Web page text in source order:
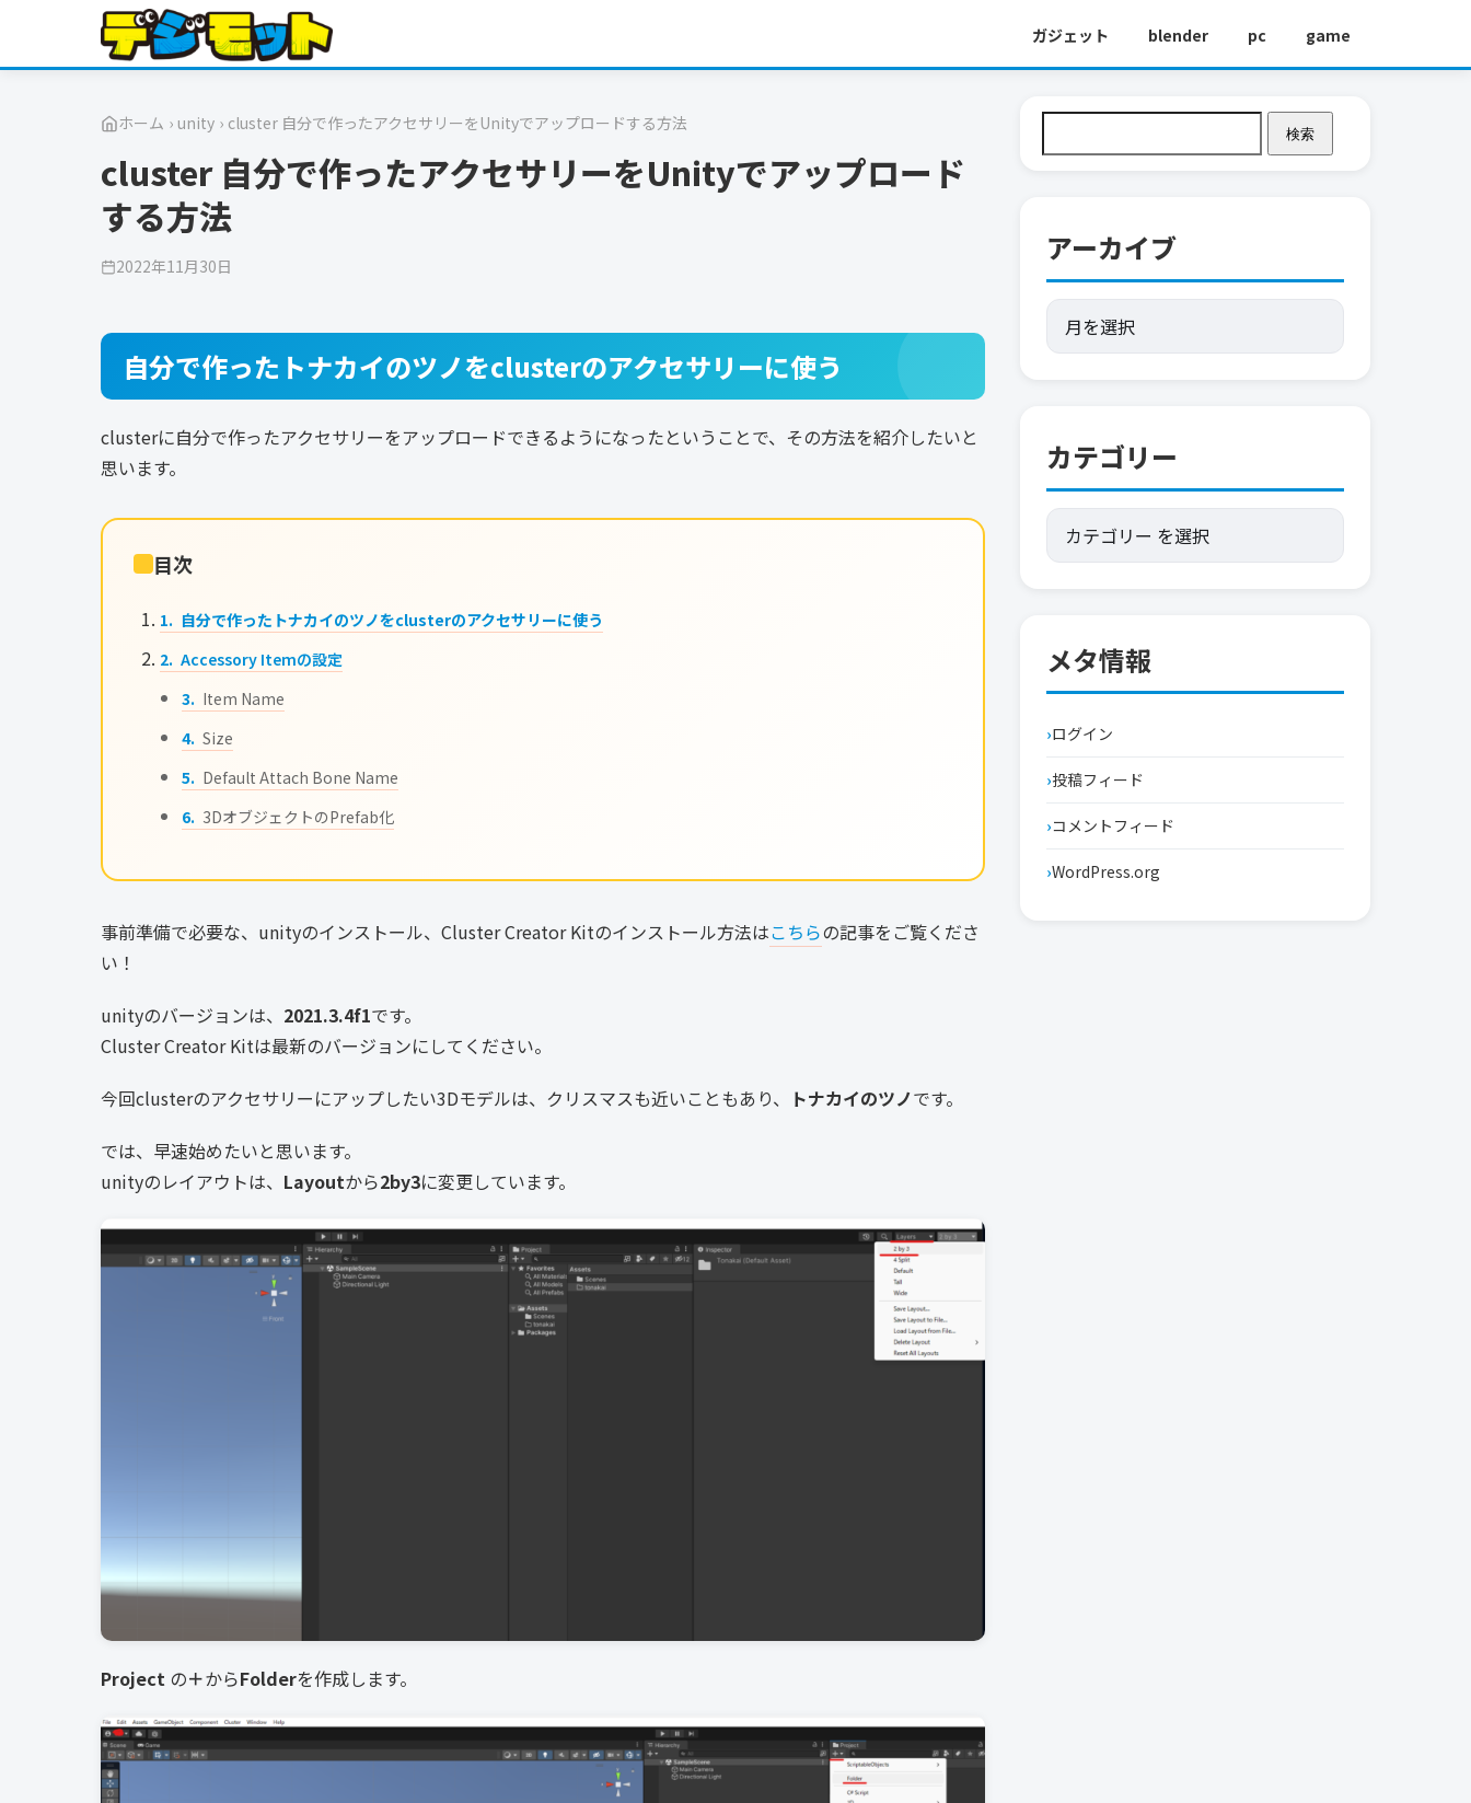
ガジェット blender pc game
ホーム › unity › cluster 自分で作ったアクセサリーをUnityでアップロードする方法
cluster 自分で作ったアクセサリーをUnityでアップロード
する方法
2022年11月30日
自分で作ったトナカイのツノをclusterのアクセサリーに使う
clusterに自分で作ったアクセサリーをアップロードできるようになったということで、その方法を紹介したいと
思います。
目次
自分で作ったトナカイのツノをclusterのアクセサリーに使う
Accessory Itemの設定
Item Name
Size
Default Attach Bone Name
3DオブジェクトのPrefab化
事前準備で必要な、unityのインストール、Cluster Creator Kitのインストール方法はこちらの記事をご覧くださ
い！
unityのバージョンは、 2021.3.4f1です。
Cluster Creator Kitは最新のバージョンにしてください。
今回clusterのアクセサリーにアップしたい3Dモデルは、クリスマスも近いこともあり、 トナカイのツノです。
では、早速始めたいと思います。
unityのレイアウトは、 Layoutから2by3に変更しています。
Project の＋からFolderを作成します。
検索
アーカイブ
カテゴリー
メタ情報
ログイン
投稿フィード
コメントフィード
WordPress.org